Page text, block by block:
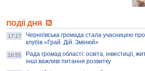
колекцію про війну, емоції та тварин
AB InBev Efes Україна підтримала
навчальний проєкт "Молодіжна бізнес-
школа", спрямований на розвиток
ПОДІЇ ДНЯ
17:17
Чернігівська громада стала учасницею
клубів «Грай. Дій. Змінюй»
16:55
Рада громад області: освіта, інвестиції,
інші важливі питання розвитку